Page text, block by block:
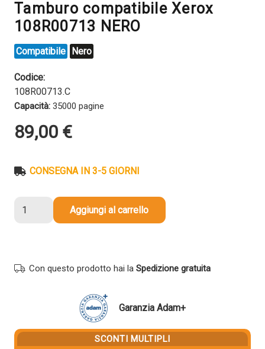
Tamburo compatibile Xerox
108R00713 NERO
Compatibile Nero
Codice:
108R00713.C
Capacità: 35000 pagine
89,00 €
CONSEGNA IN 3-5 GIORNI
compatibile
quantità
Aggiungi al carrello
Con questo prodotto hai la Spedizione gratuita
Garanzia Adam+
SCONTI MULTIPLI